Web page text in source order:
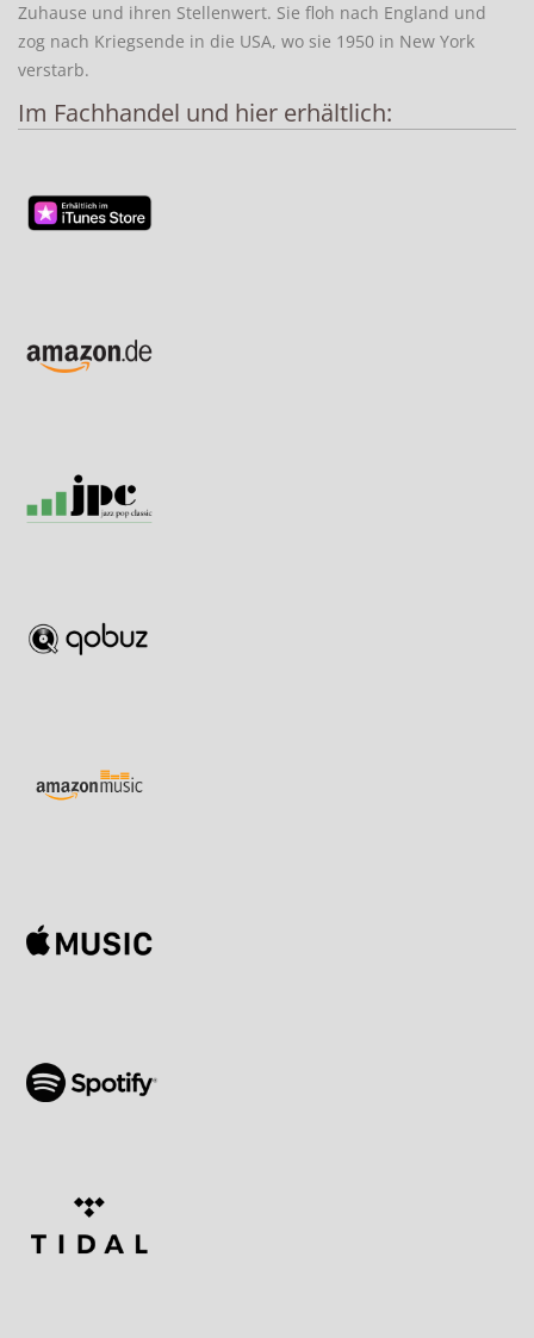
Zuhause und ihren Stellenwert. Sie floh nach England und
zog nach Kriegsende in die USA, wo sie 1950 in New York
verstarb.
Im Fachhandel und hier erhältlich: